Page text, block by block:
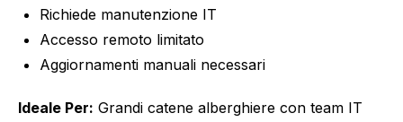
Richiede manutenzione IT
Accesso remoto limitato
Aggiornamenti manuali necessari
Ideale Per: Grandi catene alberghiere con team IT